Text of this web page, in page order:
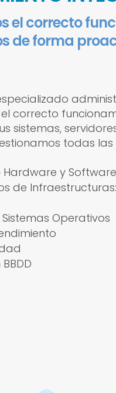
el correcto
de forma
correcto
sistemas,
todas
Hardware y
de
Operativos